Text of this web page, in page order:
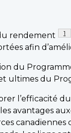
rendement 1
afin
du
ultimes du
l’efficacité
avantages
canadiennes